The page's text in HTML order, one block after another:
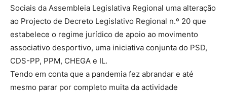
Sociais da Assembleia Legislativa Regional uma alteração
ao Projecto de Decreto Legislativo Regional n.º 20 que
estabelece o regime jurídico de apoio ao movimento
associativo desportivo, uma iniciativa conjunta do PSD,
CDS-PP, PPM, CHEGA e IL.
Tendo em conta que a pandemia fez abrandar e até
mesmo parar por completo muita da actividade